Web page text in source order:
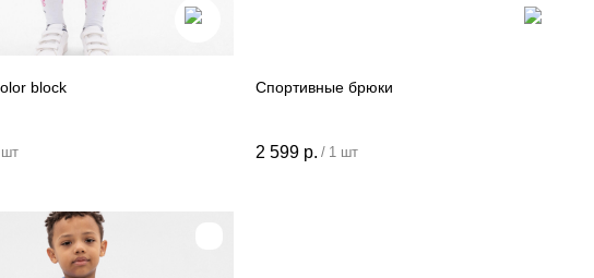
block Спортивные брюки
2 599 р. / 1 шт